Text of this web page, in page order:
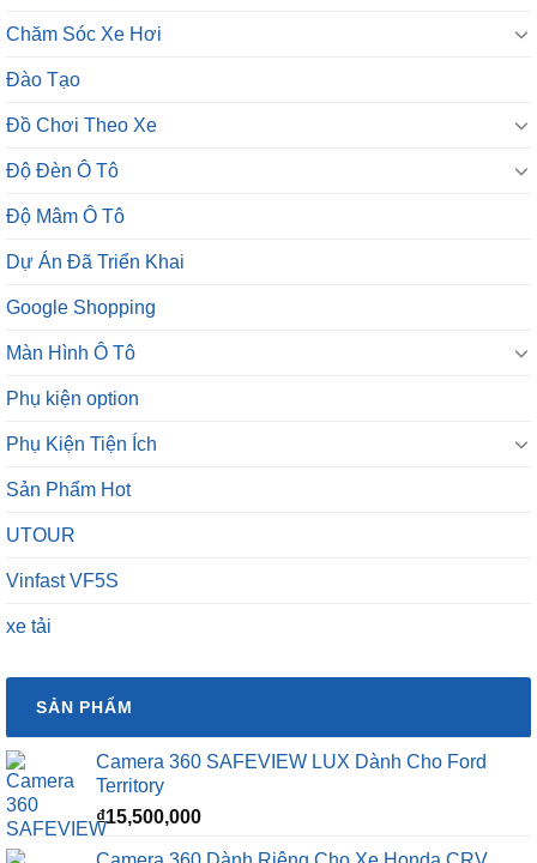
Chăm Sóc Xe Hơi
Đào Tạo
Đồ Chơi Theo Xe
Độ Đèn Ô Tô
Độ Mâm Ô Tô
Dự Án Đã Triển Khai
Google Shopping
Màn Hình Ô Tô
Phụ kiện option
Phụ Kiện Tiện Ích
Sản Phẩm Hot
UTOUR
Vinfast VF5S
xe tải
SẢN PHẨM
Camera 360 SAFEVIEW LUX Dành Cho Ford
Territory
₫15,500,000